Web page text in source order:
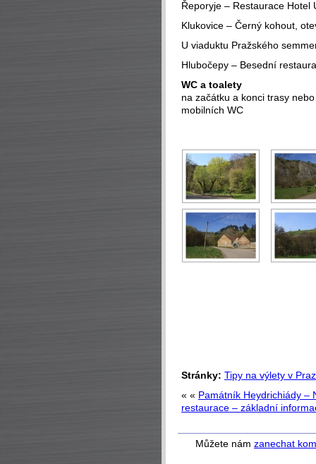
Řeporyje – Restaurace Hotel
Klukovice – Černý kohout,
U viaduktu Pražského
Hlubočepy – Besední
WC a toalety
na začátku a konci trasy
mobilních WC
Stránky: Tipy na výlety v
« « Památník Heydrichiády –
restaurace – základní
Můžete nám zanechat